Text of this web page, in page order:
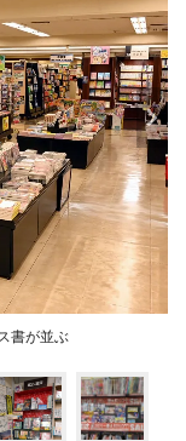
書が並ぶ